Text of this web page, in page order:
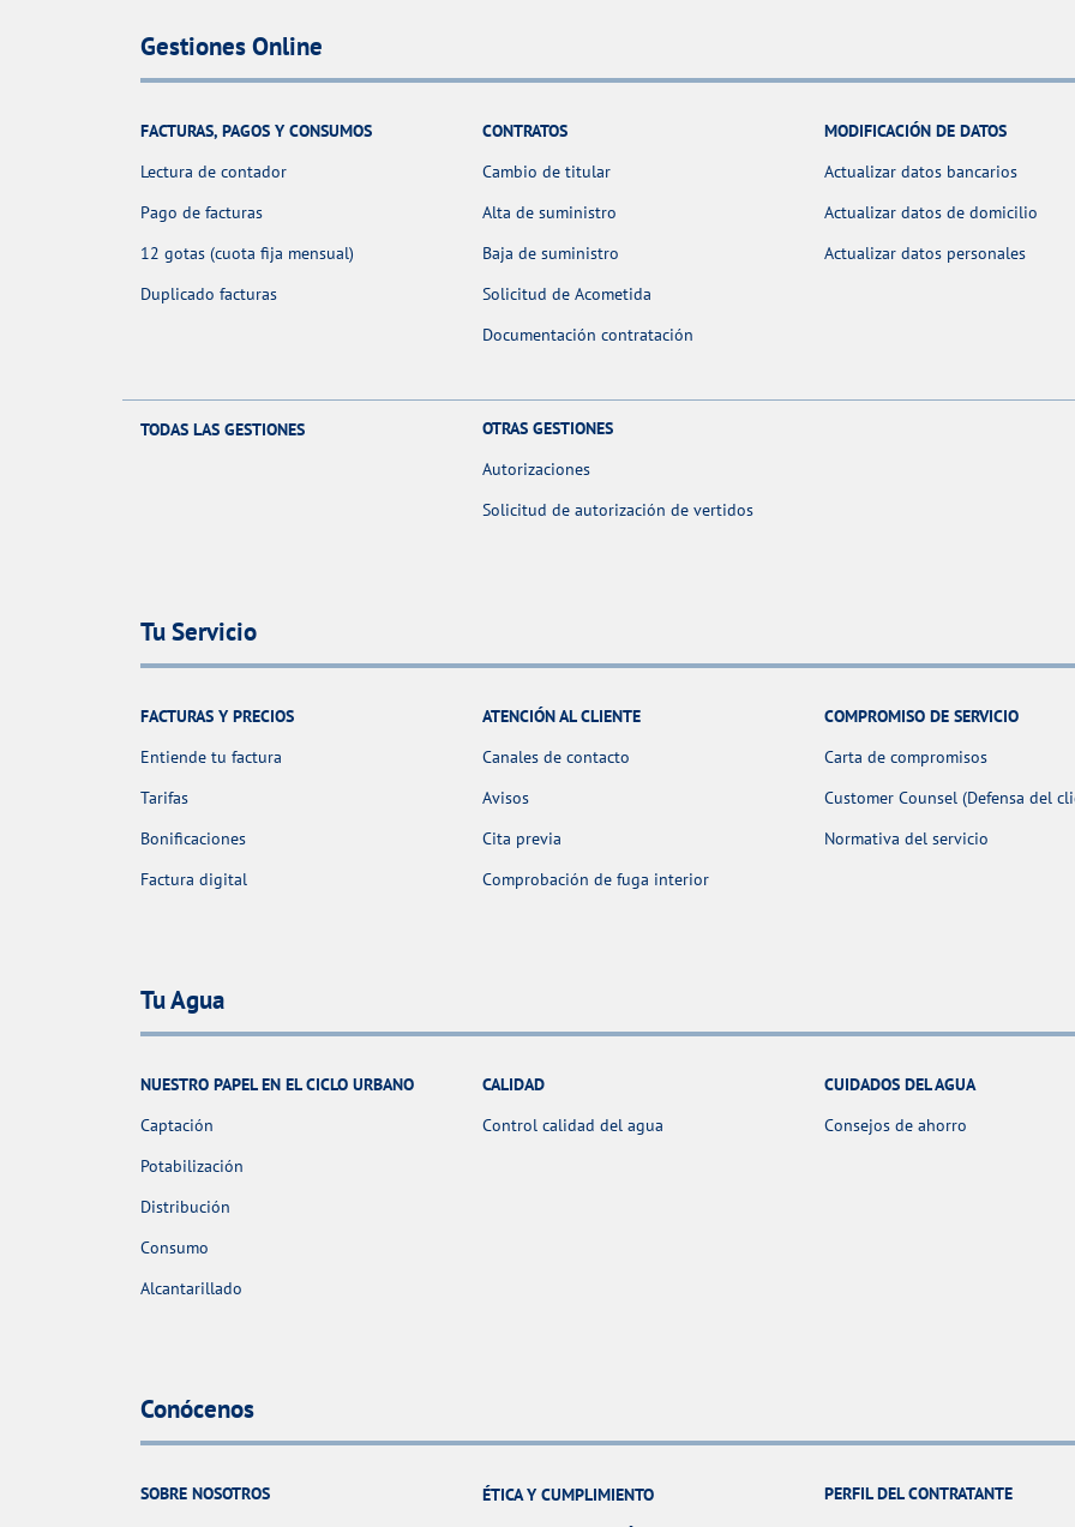
Gestiones Online
FACTURAS, PAGOS Y CONSUMOS
Lectura de contador
Pago de facturas
12 gotas (cuota fija mensual)
Duplicado facturas
CONTRATOS
Cambio de titular
Alta de suministro
Baja de suministro
Solicitud de Acometida
Documentación contratación
MODIFICACIÓN DE DATOS
Actualizar datos bancarios
Actualizar datos de domicilio
Actualizar datos personales
TODAS LAS GESTIONES
OTRAS GESTIONES
Autorizaciones
Solicitud de autorización de vertidos
Tu Servicio
FACTURAS Y PRECIOS
Entiende tu factura
Tarifas
Bonificaciones
Factura digital
ATENCIÓN AL CLIENTE
Canales de contacto
Avisos
Cita previa
Comprobación de fuga interior
COMPROMISO DE SERVICIO
Carta de compromisos
Customer Counsel (Defensa del
Normativa del servicio
Tu Agua
NUESTRO PAPEL EN EL CICLO URBANO
Captación
Potabilización
Distribución
Consumo
Alcantarillado
CALIDAD
Control calidad del agua
CUIDADOS DEL AGUA
Consejos de ahorro
Conócenos
SOBRE NOSOTROS
ÉTICA Y CUMPLIMIENTO
PERFIL DEL CONTRATANTE